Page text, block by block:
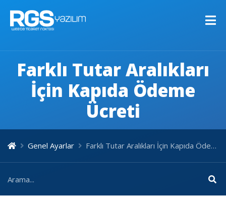
Farklı Tutar Aralıkları
İçin Kapıda Ödeme
Ücreti
Genel Ayarlar Farklı Tutar Aralıkları İçin Kapıda Ödeme Ücreti